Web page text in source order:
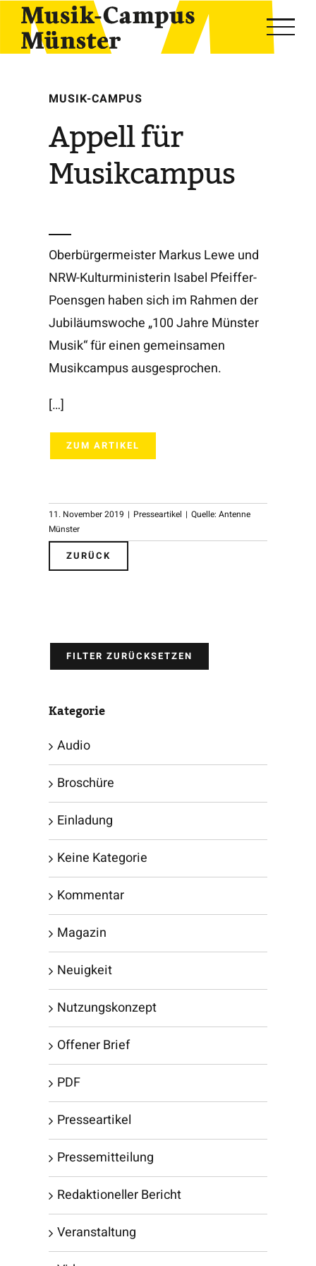
Skip
content
MUSIK-CAMPUS
Appell für
Musikcampus
Oberbürgermeister Markus Lewe und
NRW-Kulturministerin Isabel Pfeiffer-
Poensgen haben sich im Rahmen der
Jubiläumswoche „100 Jahre Münster
Musik“ für einen gemeinsamen
Musikcampus ausgesprochen.
[…]
ZUM ARTIKEL
11. November 2019 | Presseartikel | Quelle: Antenne
Münster
ZURÜCK
FILTER ZURÜCKSETZEN
Kategorie
Audio
Broschüre
Einladung
Keine Kategorie
Kommentar
Magazin
Neuigkeit
Nutzungskonzept
Offener Brief
PDF
Presseartikel
Pressemitteilung
Redaktioneller Bericht
Veranstaltung